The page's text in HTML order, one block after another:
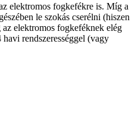
elektromos fogkefékre is. Míg a
le szokás cserélni (hiszen
elektromos fogkeféknek elég
rendszerességgel (vagy